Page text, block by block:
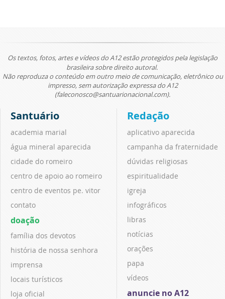
Os textos, fotos, artes e vídeos do A12 estão protegidos pela legislação
brasileira sobre direito autoral.
Não reproduza o conteúdo em outro meio de comunicação, eletrônico ou
impresso, sem autorização expressa do A12
(faleconosco@santuarionacional.com).
Santuário
academia marial
água mineral aparecida
cidade do romeiro
centro de apoio ao romeiro
centro de eventos pe. vitor
contato
doação
família dos devotos
história de nossa senhora
imprensa
locais turísticos
loja oficial
Redação
aplicativo aparecida
campanha da fraternidade
dúvidas religiosas
espiritualidade
igreja
infográficos
libras
notícias
orações
papa
vídeos
anuncie no A12